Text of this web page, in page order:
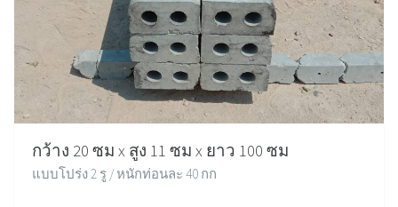
กว้าง 20 ซม x สูง 11 ซม x ยาว 100 ซม
แบบโปร่ง 2 รู / หนักท่อนละ 40 กก